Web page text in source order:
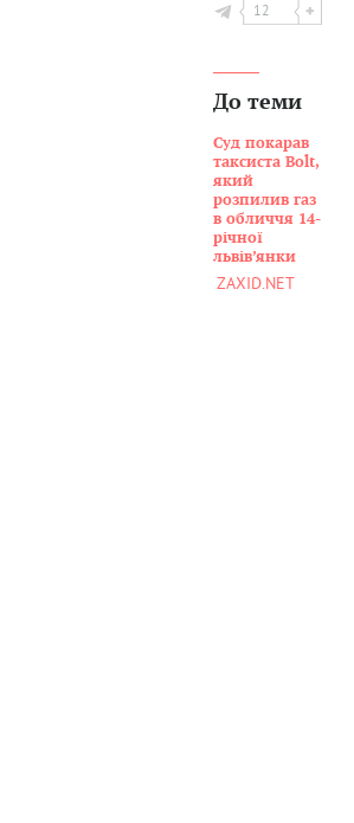
12
До теми
Суд покарав
таксиста Bolt,
який
розпилив газ
в обличчя 14-
річної
львів’янки
ZAXID.NET